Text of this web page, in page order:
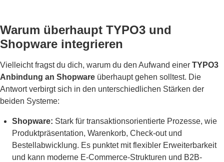
Warum überhaupt TYPO3 und
Shopware integrieren
Vielleicht fragst du dich, warum du den Aufwand einer TYPO3
Anbindung an Shopware überhaupt gehen solltest. Die
Antwort verbirgt sich in den unterschiedlichen Stärken der
beiden Systeme:
Shopware: Stark für transaktionsorientierte Prozesse, wie
Produktpräsentation, Warenkorb, Check-out und
Bestellabwicklung. Es punktet mit flexibler Erweiterbarkeit
und kann moderne E-Commerce-Strukturen und B2B-